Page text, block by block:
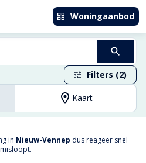
Woningaanbod
Filters (2)
Kaart
in Nieuw-Vennep dus reageer snel